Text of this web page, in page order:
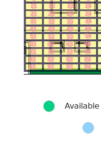
11
12 13 14
21
22 23 24
31
32 33 34
41
42 43 44
51
52 53 54
61
62 63 64
71
72 73 74
81
82 83 84
91
92 93 94
Available